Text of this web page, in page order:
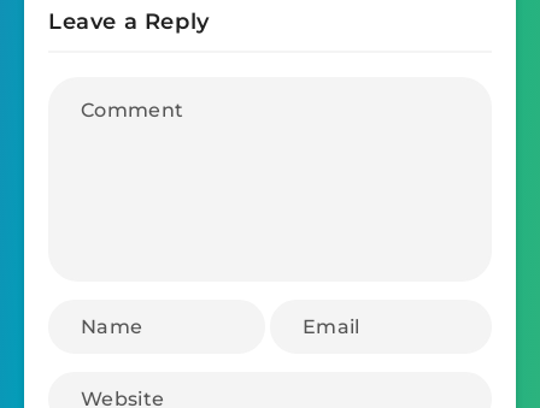
Leave a Reply